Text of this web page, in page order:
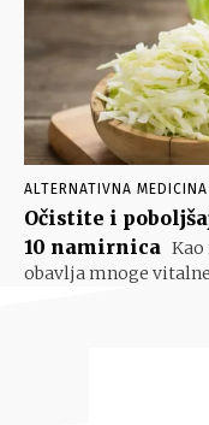
ALTERNATIVNA MEDICINA
Očistite i
10 namirnica
obavlja mnoge